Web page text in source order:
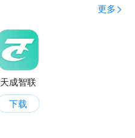
更多
天成智联
下载